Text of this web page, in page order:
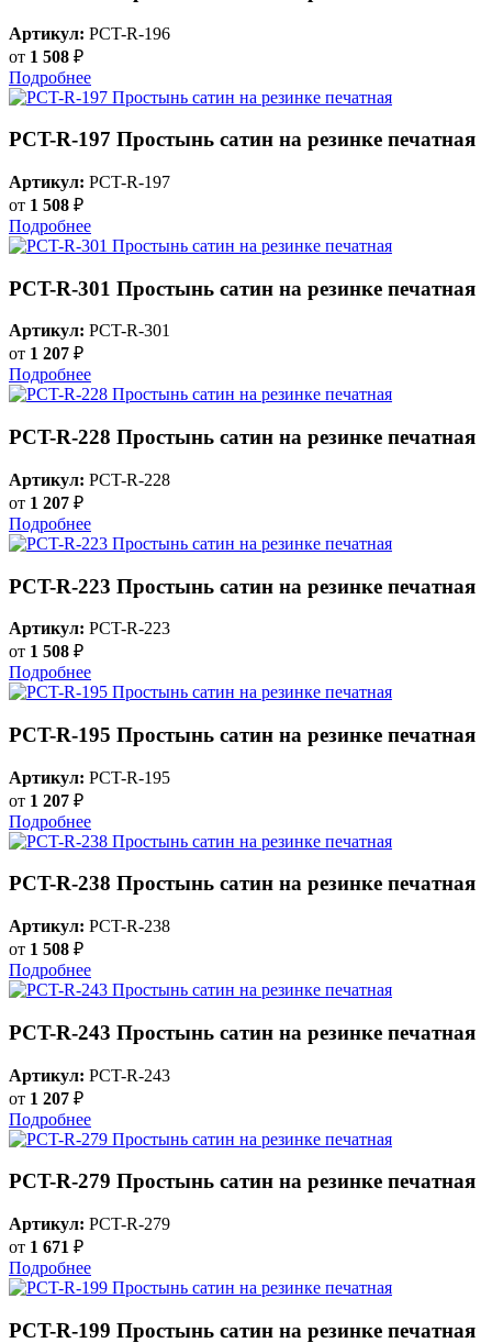
Артикул: PCT-R-196
от 1 508 ₽
Подробнее
PCT-R-197 Простынь сатин на резинке печатная
Артикул: PCT-R-197
от 1 508 ₽
Подробнее
PCT-R-301 Простынь сатин на резинке печатная
Артикул: PCT-R-301
от 1 207 ₽
Подробнее
PCT-R-228 Простынь сатин на резинке печатная
Артикул: PCT-R-228
от 1 207 ₽
Подробнее
PCT-R-223 Простынь сатин на резинке печатная
Артикул: PCT-R-223
от 1 508 ₽
Подробнее
PCT-R-195 Простынь сатин на резинке печатная
Артикул: PCT-R-195
от 1 207 ₽
Подробнее
PCT-R-238 Простынь сатин на резинке печатная
Артикул: PCT-R-238
от 1 508 ₽
Подробнее
PCT-R-243 Простынь сатин на резинке печатная
Артикул: PCT-R-243
от 1 207 ₽
Подробнее
PCT-R-279 Простынь сатин на резинке печатная
Артикул: PCT-R-279
от 1 671 ₽
Подробнее
PCT-R-199 Простынь сатин на резинке печатная